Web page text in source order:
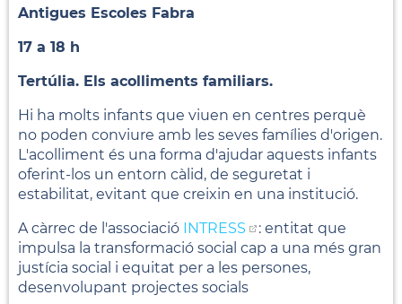
Antigues Escoles Fabra
17 a 18 h
Tertúlia. Els acolliments familiars.
Hi ha molts infants que viuen en centres perquè
no poden conviure amb les seves famílies d'origen.
L'acolliment és una forma d'ajudar aquests infants
oferint-los un entorn càlid, de seguretat i
estabilitat, evitant que creixin en una institució.
A càrrec de l'associació
INTRESS
: entitat que
impulsa la transformació social cap a una més gran
justícia social i equitat per a les persones,
desenvolupant projectes socials